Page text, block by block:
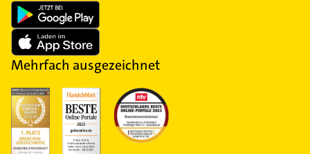
Mehrfach ausgezeichnet